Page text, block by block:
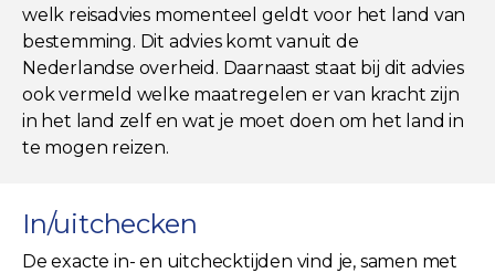
welk reisadvies momenteel geldt voor het land van
bestemming. Dit advies komt vanuit de
Nederlandse overheid. Daarnaast staat bij dit advies
ook vermeld welke maatregelen er van kracht zijn
in het land zelf en wat je moet doen om het land in
te mogen reizen.
In/uitchecken
De exacte in- en uitchecktijden vind je, samen met